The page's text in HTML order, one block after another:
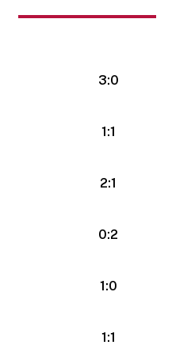
3:0
1:1
2:1
0:2
1:0
1:1